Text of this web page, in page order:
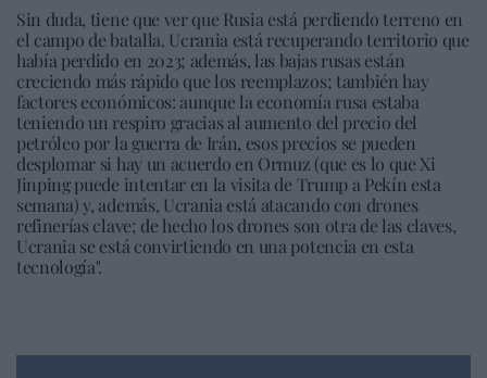
Sin duda, tiene que ver que Rusia está perdiendo terreno en
el campo de batalla. Ucrania está recuperando territorio que
había perdido en 2023; además, las bajas rusas están
creciendo más rápido que los reemplazos; también hay
factores económicos: aunque la economía rusa estaba
teniendo un respiro gracias al aumento del precio del
petróleo por la guerra de Irán, esos precios se pueden
desplomar si hay un acuerdo en Ormuz (que es lo que Xi
Jinping puede intentar en la visita de Trump a Pekín esta
semana) y, además, Ucrania está atacando con drones
refinerías clave; de hecho los drones son otra de las claves,
Ucrania se está convirtiendo en una potencia en esta
tecnología".